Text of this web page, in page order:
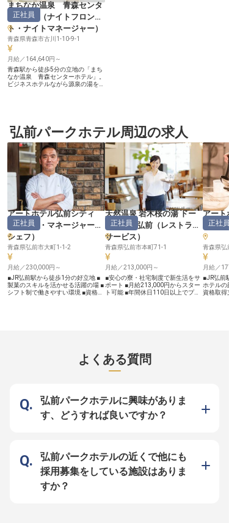
まちなか温泉 青森センタ
ーホテル
（ナイトフロン
ト・ナイトマネージャー）
正社員
青森県青森市古川1-10-9-1
月給／164,640円～
青森駅から徒歩5分の立地の「まち
なか温泉 青森センターホテル」。
ビジネスホテルながら源泉の湯を使
歓迎！スタッフの大半が未経験者
・インセンティブあり！頑張りがし
っかり給与に反映 ・1勤2休の無理
のないシフト制 ★ー☆ー★ー☆ ＜
未経験者も多数活躍中！＞ 現在活
躍中のスタッフもほぼ全員がホテル
業界未経験です！接客の基礎から丁
寧に教え、できることから一つずつ
お願いするのでご安心ください。語
学力に自身のある方は活かせます！
また、1夜勤務で2日休みのシフト
制で無理なく働けるのも大きな魅
力。温泉とサウナは無料でご利用で
きるので、退勤後リフレッシュし
て、プライベートも充実させてくだ
さい。 【源泉の湯を街の中心で】
駅チカながら、自家源泉かけ流しの
天然温泉が楽しめる当ホテルは、ビ
ジネスや観光など様々な用途の方に
親しまれ、コロナ禍でも高稼働を維
持してきました。当社はスタッフの
個性や意見を尊重し、アイデアを積
極的に活かしたホテルづくりに力を
入れています！
弘前パークホテル周辺の求人
アートホテル弘前シティ
（料理長・マネージャー・
シェフ ）
正社員
青森県弘前市大町1-1-2
月給／230,000円～
■JR弘前駅から徒歩1分の好立地 ■
製菓のスキルを活かせる活躍の場 ■
シフト制で働きやすい環境 ■資格取
ン、ラウンジ、宴会や婚礼など、
様々なシーンで提供するスイーツを
所で、新たな「おもてなし」の形を
一緒に追求していきませんか？ ー
ー【あなたの経験と情熱を活かし、
キャリアアップを実現】 製菓のプ
す。HACCPに基づく衛生管理な
ど、ホテル製菓の専門性も身につき
ます。資格取得支援制度を活用し
て、さらなるスキルアップも可能！
育児・介護短時間勤務制度など、長
く働き続けられる環境も整っていま
天然温泉 岩木桜の湯 ドー
ミーイン弘前 （ レストラン
サービス ）
正社員
青森県弘前市本町71-1
月給／213,000円～
■安心の寮・社宅制度で新生活をサ
ポート ■月給213,000円からスター
ト可能 ■年間休日110日以上でプラ
客、配膳・下膳、そして清潔な環境
を保つ清掃まで、多岐にわたる業務
を通じて、お客様の記憶に残るおも
顔へと繋がります。 ーー【成長を
支える充実の環境とキャリアパス】
社会保険完備はもちろん、退職金制
度や企業年金制度など、将来を見据
目指せます。 業界問わず接客経験
をお持ちの方、PCの基本操作がで
きる方を歓迎。 あなたの経験と
「おもてなし」の心を活かし、新た
アート
（パテ
正社員
青森県弘
月給／
■JR弘前
ホテルの
資格取得
携わりませんか？
（
製菓衛生
よくある質問
弘前パークホテルに興味がありま
す、どうすれば良いですか？
弘前パークホテルの近くで他にも
採用募集をしている施設はありま
すか？